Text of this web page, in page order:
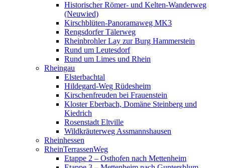
Historischer Römer- und Kelten-Wanderweg
(Neuwied)
Kirschblüten-Panoramaweg MK3
Rengsdorfer Tälerweg
Rheinbrohler Lay zur Burg Hammerstein
Rund um Leutesdorf
Rund um Limes und Rhein
Rheingau
Elsterbachtal
Hildegard-Weg Rüdesheim
Kirschenfreuden bei Frauenstein
Kloster Eberbach, Domäne Steinberg und
Kiedrich
Rosenstadt Eltville
Wildkräuterweg Assmannshausen
Rheinhessen
RheinTerrassenWeg
Etappe 2 – Osthofen nach Mettenheim